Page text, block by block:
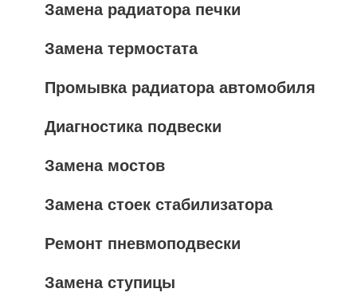
Замена радиатора печки
Замена термостата
Промывка радиатора автомобиля
Диагностика подвески
Замена мостов
Замена стоек стабилизатора
Ремонт пневмоподвески
Замена ступицы